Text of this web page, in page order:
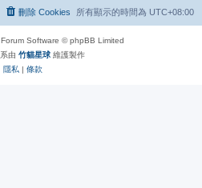
所有顯示的時間為 UTC+08:00
刪除 Cookies
Software © phpBB Limited
由 竹貓星球 維護製作
隱私 | 條款